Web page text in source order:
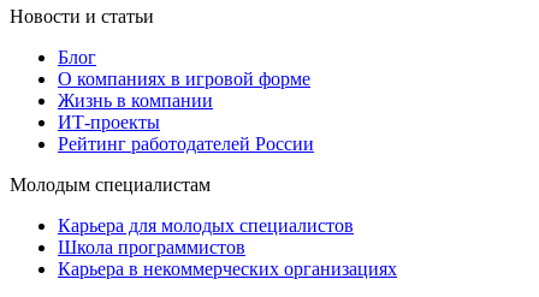
Новости и статьи
Блог
О компаниях в игровой форме
Жизнь в компании
ИТ-проекты
Рейтинг работодателей России
Молодым специалистам
Карьера для молодых специалистов
Школа программистов
Карьера в некоммерческих организациях